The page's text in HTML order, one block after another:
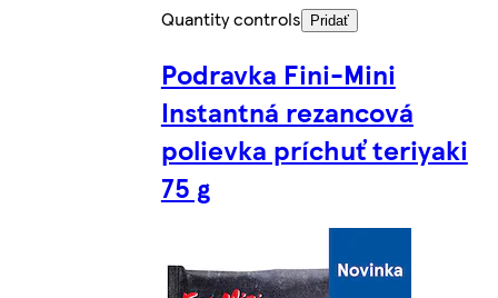
Quantity controls
Pridať
Podravka Fini-Mini
Instantná rezancová
polievka príchuť teriyaki
75 g